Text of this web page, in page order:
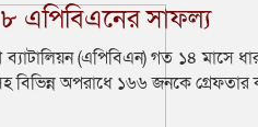
৮ এপিবিএনের সাফল্য
(এপিবিএন) গত ১৪ মাসে
বিভিন্ন অপরাধে ১৬৬ জনকে গ্রেফতার